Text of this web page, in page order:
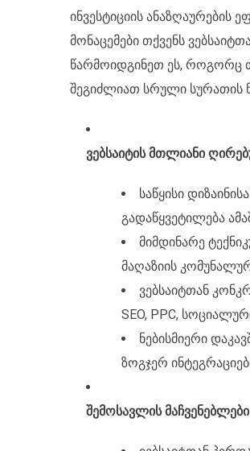
ინვესტიციის
მონაცემები თქვენს
წარმოიდგინეთ ეს, როგორც
შეგიძლიათ სრული სურათის
ვებსაიტის მთლიანი
საწყისი
გადაწყვეტილება
მიმდინარე
მაღაზიის
ვებსაიტთან
SEO, PPC,
ნებისმიერი
ზოგჯერ
შემოსავლის მაჩვენებლები